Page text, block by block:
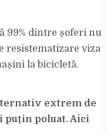
99% dintre șoferi nu
resistematizare viza
la bicicletă.
extrem de
puțin poluat. Aici